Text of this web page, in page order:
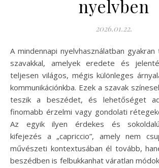
nyelvben
2026.01.22.
A mindennapi nyelvhasználatban gyakran találkozunk olyan
szavakkal, amelyek eredete és
teljesen világos, mégis különleges
kommunikációnkba. Ezek a szavak
teszik a beszédet, és lehetőséget
finomabb érzelmi vagy gondolati
Az egyik ilyen érdekes és
kifejezés a „capriccio”, amely nem
művészeti kontextusában él tovább,
beszédben is felbukkanhat váratlan